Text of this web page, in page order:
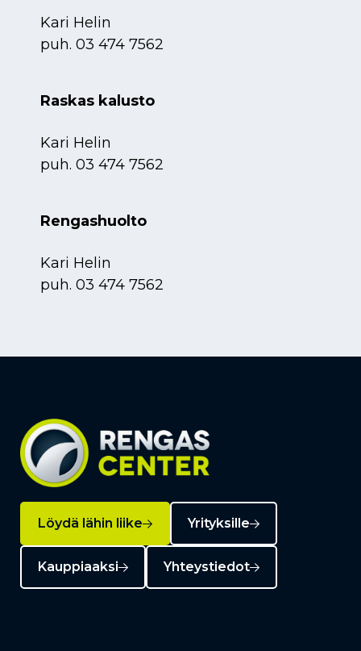
Kari Helin
puh. 03 474 7562
Raskas kalusto
Kari Helin
puh. 03 474 7562
Rengashuolto
Kari Helin
puh. 03 474 7562
Löydä lähin liike Yrityksille
Kauppiaaksi Yhteystiedot